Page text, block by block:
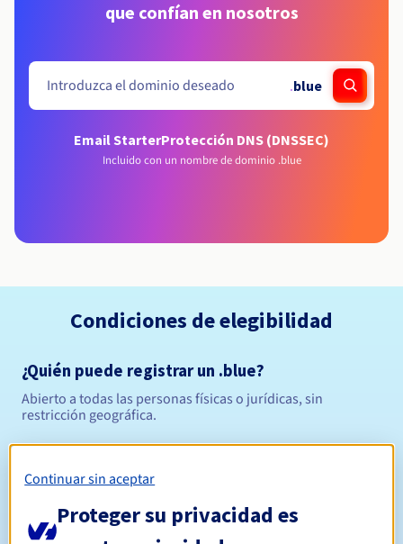
que confían en nosotros
.blue
Email StarterProtección DNS (DNSSEC)
Incluido con un nombre de dominio .blue
Condiciones de elegibilidad
¿Quién puede registrar un .blue?
Abierto a todas las personas físicas o jurídicas, sin
restricción geográfica.
Continuar sin aceptar
Proteger su privacidad es